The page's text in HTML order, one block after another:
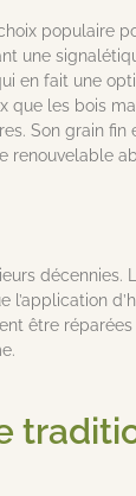
populaire
une
en fait une
que les bois
Son grain
renouvelable
être